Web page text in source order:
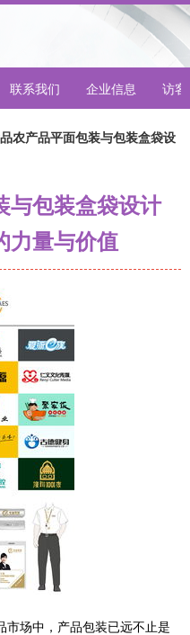
联系我们 企业信息 访客
农产品平面包装与包装盒袋设
与包装盒袋设计
力量与价值
市场中，产品包装已远不止是